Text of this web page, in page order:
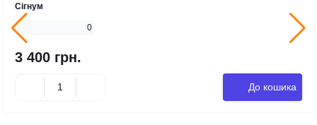
Сігнум
0
3 400 грн.
До кошика